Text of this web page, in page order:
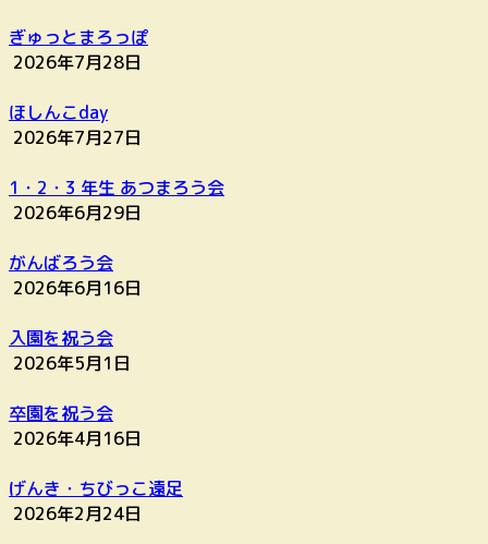
ぎゅっとまろっぽ
2026年7月28日
ほしんこday
2026年7月27日
1・2・3 年生 あつまろう会
2026年6月29日
がんばろう会
2026年6月16日
入園を祝う会
2026年5月1日
卒園を祝う会
2026年4月16日
げんき・ちびっこ遠足
2026年2月24日